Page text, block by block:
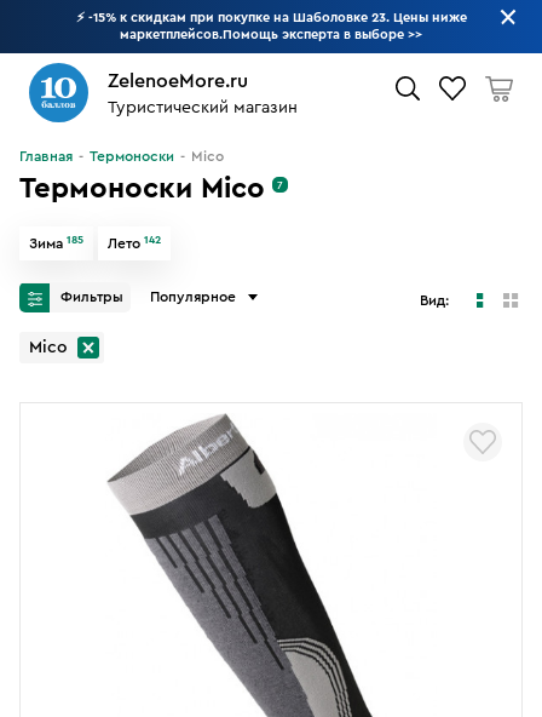
⚡ -15% к скидкам при покупке на Шаболовке 23. Цены ниже
маркетплейсов.Помощь эксперта в выборе >>
ZelenoeMore.ru
Туристический магазин
Что будем искать?
Главная Термоноски Mico
Термоноски Mico 7
Зима 185 Лето 142
Фильтры Популярное Вид:
Mico